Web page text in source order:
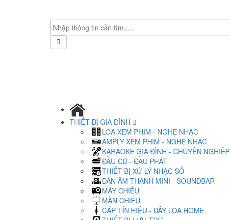
THIẾT BỊ GIA ĐÌNH
LOA XEM PHIM - NGHE NHẠC
AMPLY XEM PHIM - NGHE NHẠC
KARAOKE GIA ĐÌNH - CHUYÊN NGHIỆP
ĐẦU CD - ĐẦU PHÁT
THIẾT BỊ XỬ LÝ NHẠC SỐ
DÀN ÂM THANH MINI - SOUNDBAR
MÁY CHIẾU
MÀN CHIẾU
CÁP TÍN HIỆU - DÂY LOA HOME